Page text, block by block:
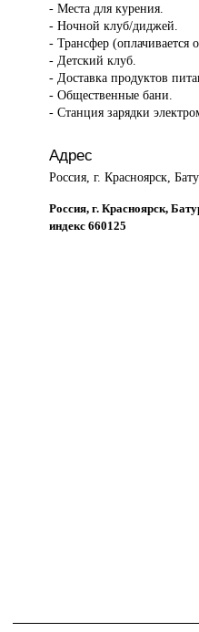
- Места для курения.
- Ночной клуб/диджей.
- Трансфер (оплачивается
- Детский клуб.
- Доставка продуктов
- Общественные бани.
- Cтанция зарядки
Адрес
Россия, г. Красноярск,
Россия, г. Красноярск,
индекс 660125